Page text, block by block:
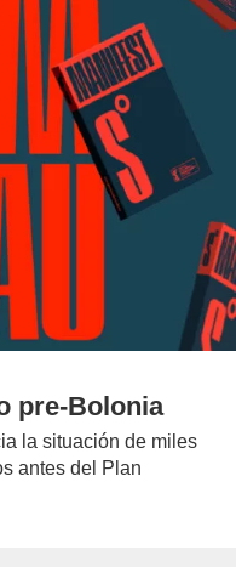
pre-Bolonia
la situación de miles
antes del Plan